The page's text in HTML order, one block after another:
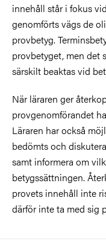
innehåll står i fokus
genomförts vägs de
provbetyg.
provbetyget, men det
särskilt beaktas vid
När läraren ger
provgenomförandet
Läraren har också
bedömts och
samt informera om
betygssättningen.
provets innehåll inte
därför inte ta med sig